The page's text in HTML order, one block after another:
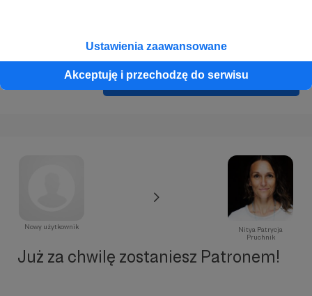
Ustawienia zaawansowane
Akceptuję i przechodzę do serwisu
Cofnij Zarejestruj się i przejdź dalej
Nowy użytkownik
Nitya Patrycja
Pruchnik
Już za chwilę zostaniesz Patronem!